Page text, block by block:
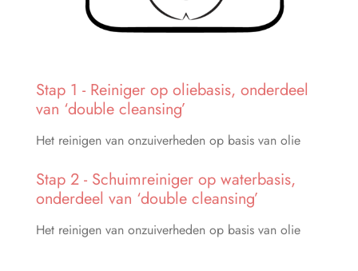
Stap 1 - Reiniger op oliebasis, onderdeel
van ‘double cleansing’
Het reinigen van onzuiverheden op basis van olie
Stap 2 - Schuimreiniger op waterbasis,
onderdeel van ‘double cleansing’
Het reinigen van onzuiverheden op basis van olie